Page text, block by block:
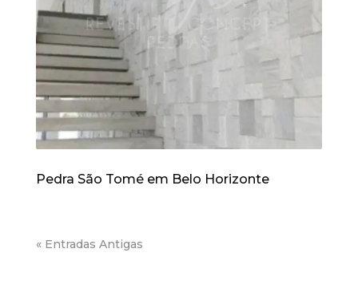
Pedra São Tomé em Belo Horizonte
« Entradas Antigas